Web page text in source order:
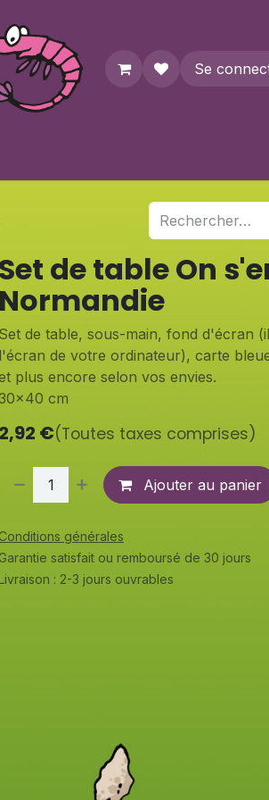
Se
Set de table On
Normandie
Set de table, sous-main, fond d'écran
l'écran de votre ordinateur), carte
plus encore selon vos envies.
30x40 cm
2,92 €(Toutes taxes comprises)
Ajouter au panier
Conditions générales
Garantie satisfait ou remboursé de 30 jours
: 2-3 jours ouvrables